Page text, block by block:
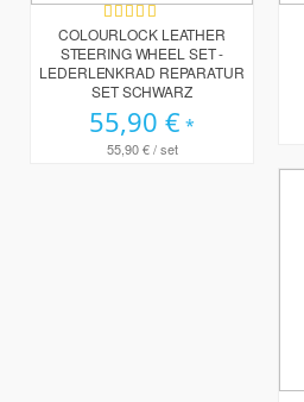
Bewertung:
100%
COLOURLOCK LEATHER
STEERING WHEEL SET -
LEDERLENKRAD REPARATUR
SET SCHWARZ
55,90 €
55,90 €/ set